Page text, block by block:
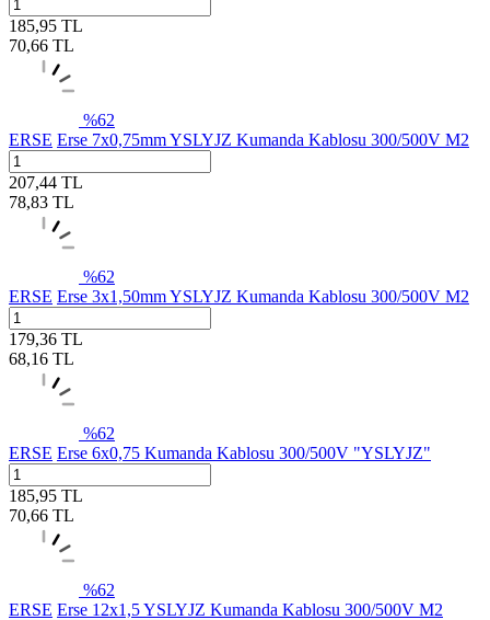
185,95 TL
70,66 TL
%62
ERSE Erse 7x0,75mm YSLYJZ Kumanda Kablosu 300/500V M2
207,44 TL
78,83 TL
%62
ERSE Erse 3x1,50mm YSLYJZ Kumanda Kablosu 300/500V M2
179,36 TL
68,16 TL
%62
ERSE Erse 6x0,75 Kumanda Kablosu 300/500V "YSLYJZ"
185,95 TL
70,66 TL
%62
ERSE Erse 12x1,5 YSLYJZ Kumanda Kablosu 300/500V M2